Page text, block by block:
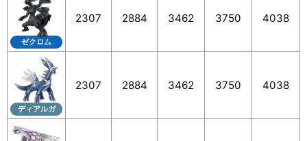
ゼクロム
2307 2884 3462 3750 4038
ディアルガ
2307 2884 3462 3750 4038